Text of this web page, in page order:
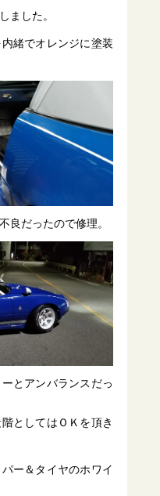
ました。
緒でオレンジに塗装
良だったので修理。
とアンバランスだっ
としてはＯＫを頂き
ー＆タイヤのホワイ